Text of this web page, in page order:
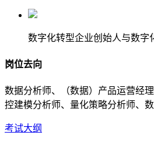
数字化转型企业创始人与数字
岗位去向
数据分析师、（数据）产品运营经
控建模分析师、量化策略分析师、
考试大纲